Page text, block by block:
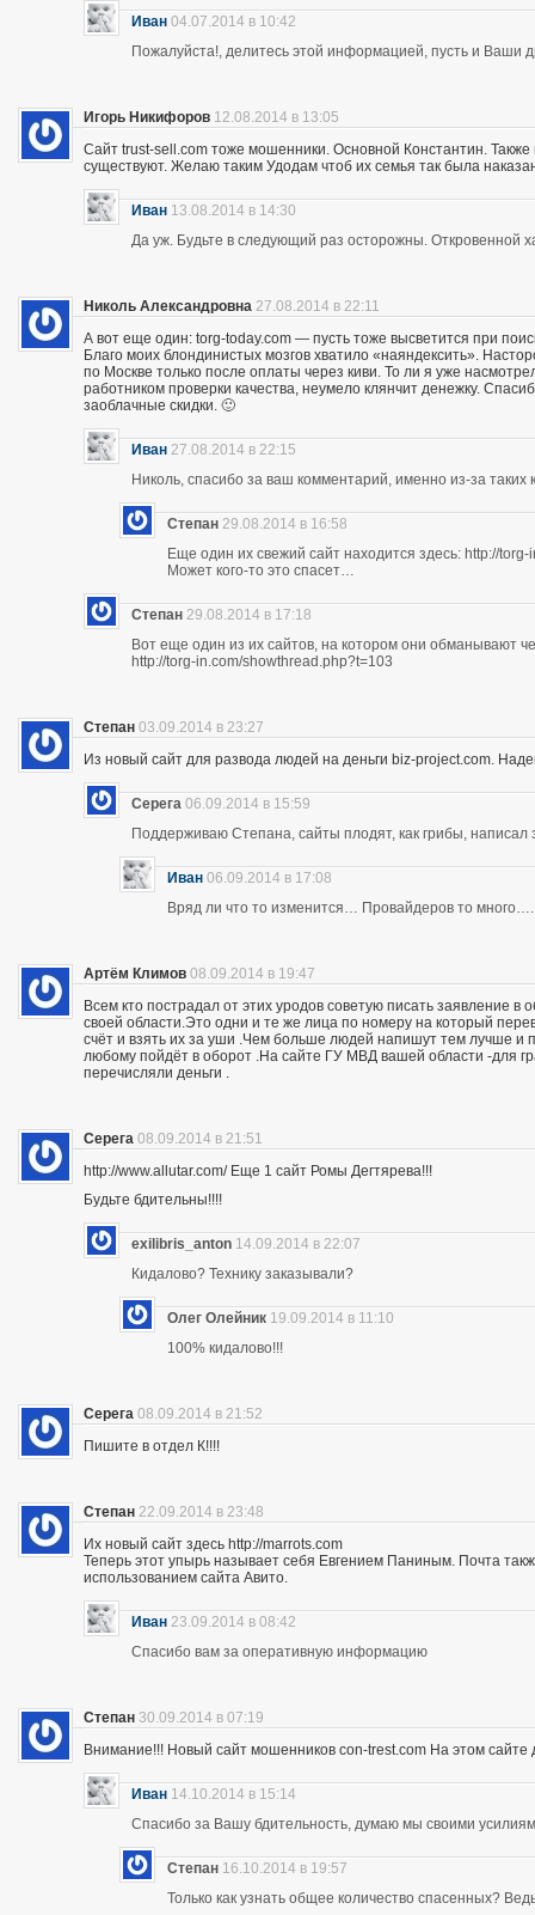
Иван 04.07.2014 в 10:42
Пожалуйста!, делитесь этой информацией, пусть и Ваши
Игорь Никифоров 12.08.2014 в 13:05
Сайт trust-sell.com тоже мошенники. Основной Константин.
существуют. Желаю таким Удодам чтоб их семья так была
Иван 13.08.2014 в 14:30
Да уж. Будьте в следующий раз осторожны. Откровенной
Николь Александровна 27.08.2014 в 22:11
А вот еще один: torg-today.com — пусть тоже высветится при
Благо моих блондинистых мозгов хватило «наяндексить».
по Москве только после оплаты через киви. То ли я уже
работником проверки качества, неумело клянчит денежку.
заоблачные скидки. 🙂
Иван 27.08.2014 в 22:15
Николь, спасибо за ваш комментарий, именно из-за
Степан 29.08.2014 в 16:58
Еще один их свежий сайт находится здесь: http://
Может кого-то это спасет…
Степан 29.08.2014 в 17:18
Вот еще один из их сайтов, на котором они обманывают
http://torg-in.com/showthread.php?t=103
Степан 03.09.2014 в 23:27
Из новый сайт для развода людей на деньги biz-project.com.
Серега 06.09.2014 в 15:59
Поддерживаю Степана, сайты плодят, как грибы,
Иван 06.09.2014 в 17:08
Вряд ли что то изменится… Провайдеров то много….
Артём Климов 08.09.2014 в 19:47
Всем кто пострадал от этих уродов советую писать заявление
своей области.Это одни и те же лица по номеру на который
счёт и взять их за уши .Чем больше людей напишут тем лучше и
любому пойдёт в оборот .На сайте ГУ МВД вашей области -для
перечисляли деньги .
Серега 08.09.2014 в 21:51
http://www.allutar.com/ Еще 1 сайт Ромы Дегтярева!!!
Будьте бдительны!!!!
exilibris_anton 14.09.2014 в 22:07
Кидалово? Технику заказывали?
Олег Олейник 19.09.2014 в 11:10
100% кидалово!!!
Серега 08.09.2014 в 21:52
Пишите в отдел К!!!!
Степан 22.09.2014 в 23:48
Их новый сайт здесь http://marrots.com
Теперь этот упырь называет себя Евгением Паниным. Почта
использованием сайта Авито.
Иван 23.09.2014 в 08:42
Спасибо вам за оперативную информацию
Степан 30.09.2014 в 07:19
Внимание!!! Новый сайт мошенников con-trest.com На этом сайте
Иван 14.10.2014 в 15:14
Спасибо за Вашу бдительность, думаю мы своими
Степан 16.10.2014 в 19:57
Только как узнать общее количество спасенных?